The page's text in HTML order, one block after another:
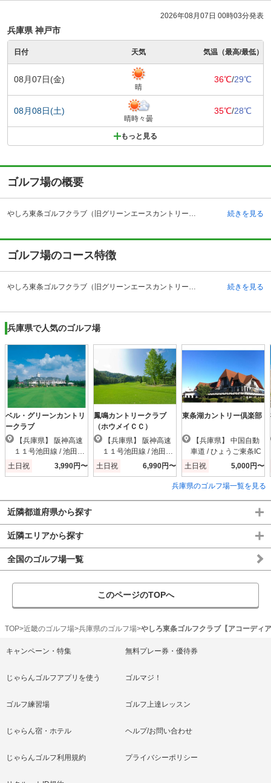
2026年08月07日 00時03分発表
兵庫県 神戸市
日付 天気 気温（最高/最低）
08月07日(金)
晴
36℃/29℃
08月08日(土)
晴時々曇
35℃/28℃
もっと見る
ゴルフ場の概要
やしろ東条ゴルフクラブ（旧グリーンエースカントリークラブ）の予約ならじゃらんゴルフ。カートの有無や利用税、キャンセル料、ナイター設備、駐車場などのコース情報はもちろん、口コミ、フォトギャラリーなどコースの難易度や攻略に役立つ情報充実、予約する度にポイントが貯まるのでお得にゴルフをお楽しみ頂けます。 やしろ東条ゴルフクラブ（旧グリーンエースカントリークラブ）は、兵庫県加東市にあるゴルフ場です。自動車の場合、中国自動車道のひょうご東条インターチェンジから約10キロメートルです。 東条湖と播磨平野を背景にした雄大な自然の中にある、自然を巧みに生かした18ホールの丘陵コースです。アクセスの良さから様々な地域からの来場者がおり、兵庫県内でも、人気のゴルフ場です。施設内のレストランでは朝食メニューも提供されているので、プレー前に空腹を満たすことも可能です。そして浴室にはサウナもあるので、爽やかな汗を流し、健康を目的として利用するゴルファーもいます。コース内容とアクセスを含めた多方面から、人気の高いゴルフ場です。 続きを見る
ゴルフ場のコース特徴
やしろ東条ゴルフクラブ（旧グリーンエースカントリークラブ）は、大橋剛吉氏の設計で、昭和53年に開場した歴史のあるゴルフ場です。このゴルフ場の18ホールは、全体的に距離は短いですが、グリーンとフェアウェイに変化がある点が、様々なゴルファーから支持されているポイントになっています。OUTコースは、フェアウェイが広々とし、INコースは松林で囲まれており、池や谷がとても多いのが特徴です。全体的にバンカーがとてもたくさんあるので、最後まで気の抜けないプレーが必要とされます。初心者から上級者まで飽きのこない内容となっているので、テクニックを磨くだけでなくゴルフの醍醐味や楽しさを味わう為にもよいゴルフ場です。 続きを見る
兵庫県で人気のゴルフ場
ベル・グリーンカントリ
ークラブ
１１号池田線 / 池田木
部IC
土日祝 3,990円〜
鳳鳴カントリークラブ
（ホウメイＣＣ）
１１号池田線 / 池田木
部IC
土日祝 6,990円〜
東条湖カントリー倶楽部
車道 / ひょうご東条IC
土日祝
5,000円〜
兵庫県のゴルフ場一覧を見る
近隣都道府県から探す
近隣エリアから探す
全国のゴルフ場一覧
このページのTOPへ
TOP 近畿のゴルフ場 兵庫県のゴルフ場 やしろ東条ゴルフクラブ【アコーディ
キャンペーン・特集 無料プレー券・優待券
じゃらんゴルフアプリを使う ゴルマジ！
ゴルフ練習場 ゴルフ上達レッスン
じゃらん宿・ホテル ヘルプ/お問い合わせ
じゃらんゴルフ利用規約 プライバシーポリシー